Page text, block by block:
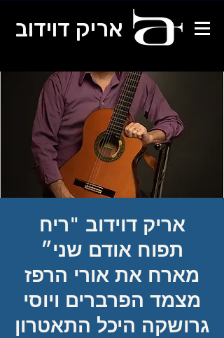
אריק דוידוב
אריק דוידוב "ריח
תפוח אודם שני״
מארח את אורי הרפז
מצמד הפרברים ויוסי
גרושקה היכל התאטרון